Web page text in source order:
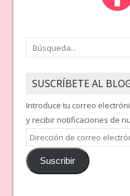
SUSCRÍBETE AL
Introduce tu correo
y recibir notificaciones de
Dirección
de
correoSuscribir